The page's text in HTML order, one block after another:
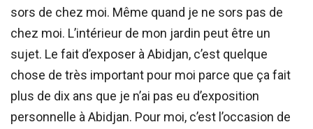
sors de chez moi. Même quand je ne sors pas de
chez moi. L’intérieur de mon jardin peut être un
sujet. Le fait d’exposer à Abidjan, c’est quelque
chose de très important pour moi parce que ça fait
plus de dix ans que je n’ai pas eu d’exposition
personnelle à Abidjan. Pour moi, c’est l’occasion de